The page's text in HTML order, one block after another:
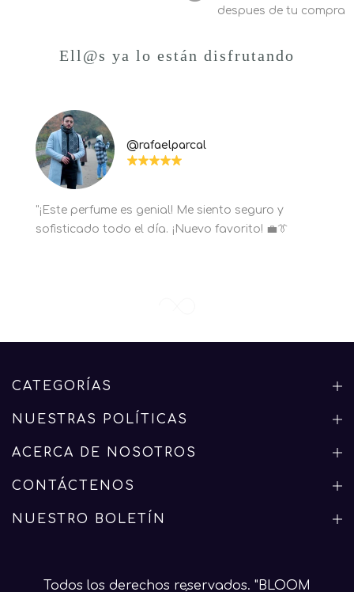
despues de tu compra
Ell@s ya lo están disfrutando
@rafaelparcal
"¡Este perfume es genial! Me siento seguro y
sofisticado todo el día. ¡Nuevo favorito! 💼👔
CATEGORÍAS
NUESTRAS POLÍTICAS
ACERCA DE NOSOTROS
CONTÁCTENOS
NUESTRO BOLETÍN
Todos los derechos reservados. "BLOOM